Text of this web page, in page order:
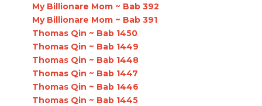
My Billionare Mom ~ Bab 392
My Billionare Mom ~ Bab 391
Thomas Qin ~ Bab 1450
Thomas Qin ~ Bab 1449
Thomas Qin ~ Bab 1448
Thomas Qin ~ Bab 1447
Thomas Qin ~ Bab 1446
Thomas Qin ~ Bab 1445